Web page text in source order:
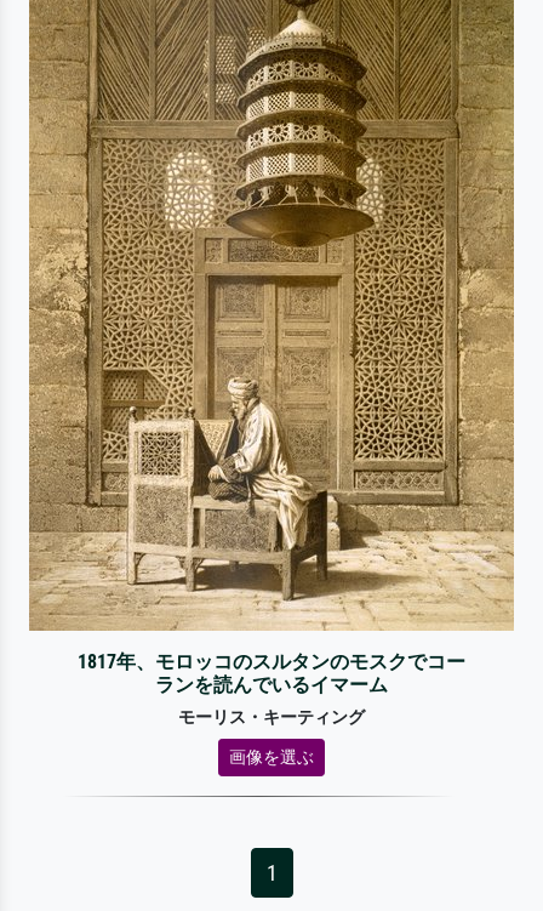
1817年、モロッコのスルタンのモスクでコー
ランを読んでいるイマーム
モーリス・キーティング
画像を選ぶ
1